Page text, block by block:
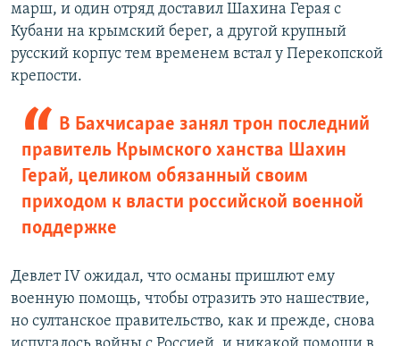
марш, и один отряд доставил Шахина Герая с
Кубани на крымский берег, а другой крупный
русский корпус тем временем встал у Перекопской
крепости.
В Бахчисарае занял трон последний
правитель Крымского ханства Шахин
Герай, целиком обязанный своим
приходом к власти российской военной
поддержке
Девлет IV ожидал, что османы пришлют ему
военную помощь, чтобы отразить это нашествие,
но султанское правительство, как и прежде, снова